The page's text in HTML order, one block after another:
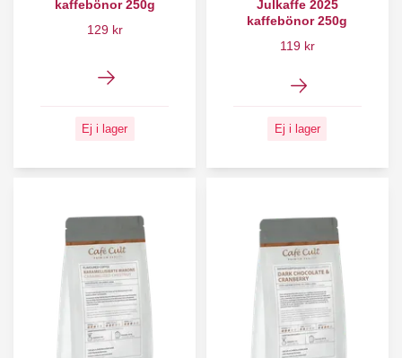
kaffebönor 250g
129 kr
Ej i lager
Julkaffe 2025
kaffebönor 250g
119 kr
Ej i lager